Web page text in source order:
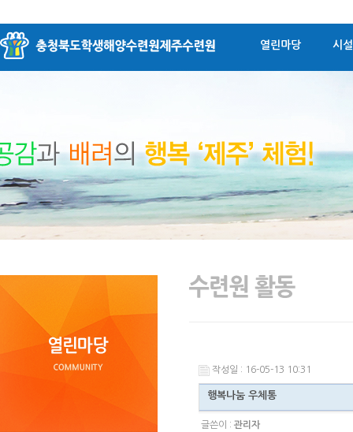
열린마당 시
작성일 : 16-05-13 10:31
행복나눔 우체통
글쓴이 : 관리자